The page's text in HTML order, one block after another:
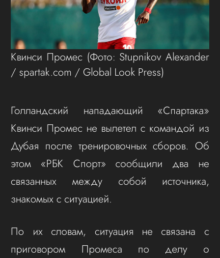
Квинси Промес (Фото: Stupnikov Alexander
/ spartak.com / Global Look Press)
Голландский нападающий «Спартака»
Квинси Промес не вылетел с командой из
Дубая после тренировочных сборов. Об
этом «РБК Спорт» сообщили два не
связанных между собой источника,
знакомых с ситуацией.
По их словам, ситуация не связана с
приговором Промеса по делу о